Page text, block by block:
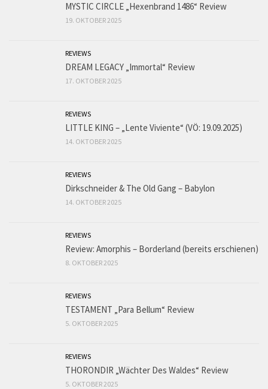
MYSTIC CIRCLE „Hexenbrand 1486“ Review
19. OKTOBER 2025
REVIEWS
DREAM LEGACY „Immortal“ Review
17. OKTOBER 2025
REVIEWS
LITTLE KING – „Lente Viviente“ (VÖ: 19.09.2025)
14. OKTOBER 2025
REVIEWS
Dirkschneider & The Old Gang – Babylon
14. OKTOBER 2025
REVIEWS
Review: Amorphis – Borderland (bereits erschienen)
8. OKTOBER 2025
REVIEWS
TESTAMENT „Para Bellum“ Review
5. OKTOBER 2025
REVIEWS
THORONDIR „Wächter Des Waldes“ Review
5. OKTOBER 2025